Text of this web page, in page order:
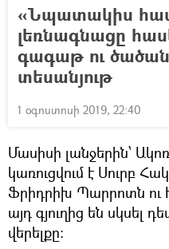
«Նպատակիս
լեռնագնացը
գագաթ ու
տեսանյութ
1 օգոստոսի 2019, 22:40
Մասիսի լանջերին՝
կառուցվում է Սուրբ
Ֆրիդրիխ Պարրոտն ու
այդ գյուղից են
վերելքը։